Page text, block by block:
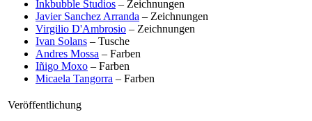
Inkbubble Studios – Zeichnungen
Javier Sanchez Arranda – Zeichnungen
Virgilio D'Ambrosio – Zeichnungen
Ivan Solans – Tusche
Andres Mossa – Farben
Iñigo Moxo – Farben
Micaela Tangorra – Farben
Veröffentlichung